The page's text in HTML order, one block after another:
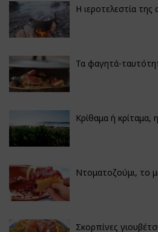
Η ιεροτελεστία της
Τα φαγητά-
Κρίθαμα ή κρίταμα,
Ντοματοζούμι, το
Σκορπίνες